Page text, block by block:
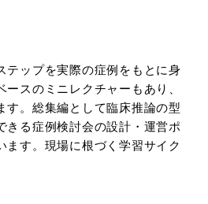
テップを実際の症例をもとに身
スのミニレクチャーもあり、
す。総集編として臨床推論の型
きる症例検討会の設計・運営ポ
ます。現場に根づく学習サイク